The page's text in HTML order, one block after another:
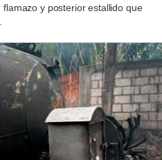
y posterior estallido que